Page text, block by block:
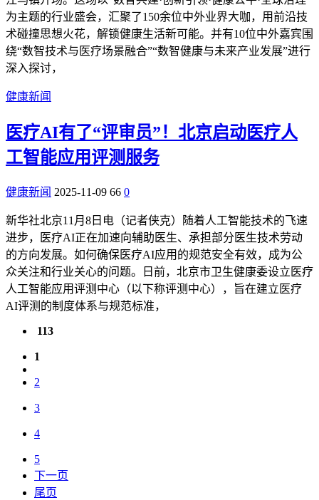
为主题的行业盛会，汇聚了150余位中外业界大咖，用前沿技
术碰撞思想火花，解锁健康生活新可能。并有10位中外嘉宾围
绕“数智技术与医疗场景融合”“数智健康与未来产业发展”进行
深入探讨，
健康新闻
医疗AI有了“评审员”！北京启动医疗人
工智能应用评测服务
健康新闻 2025-11-09 66 0
新华社北京11月8日电（记者侠克）随着人工智能技术的飞速
进步，医疗AI正在加速向辅助医生、承担部分医生技术劳动
的方向发展。如何确保医疗AI应用的规范安全有效，成为公
众关注和行业关心的问题。日前，北京市卫生健康委设立医疗
人工智能应用评测中心（以下称评测中心），旨在建立医疗
AI评测的制度体系与规范标准，
113
1
2
3
4
5
下一页
尾页